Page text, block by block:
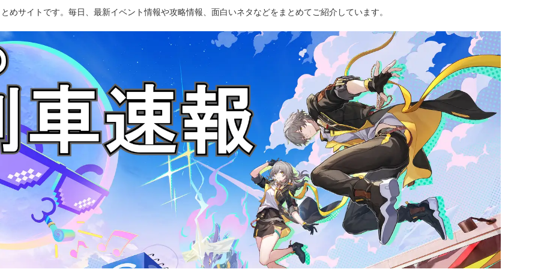
めサイトです。毎日、最新イベント情報や攻略情報、面白いネタなどをまとめてご紹介しています。